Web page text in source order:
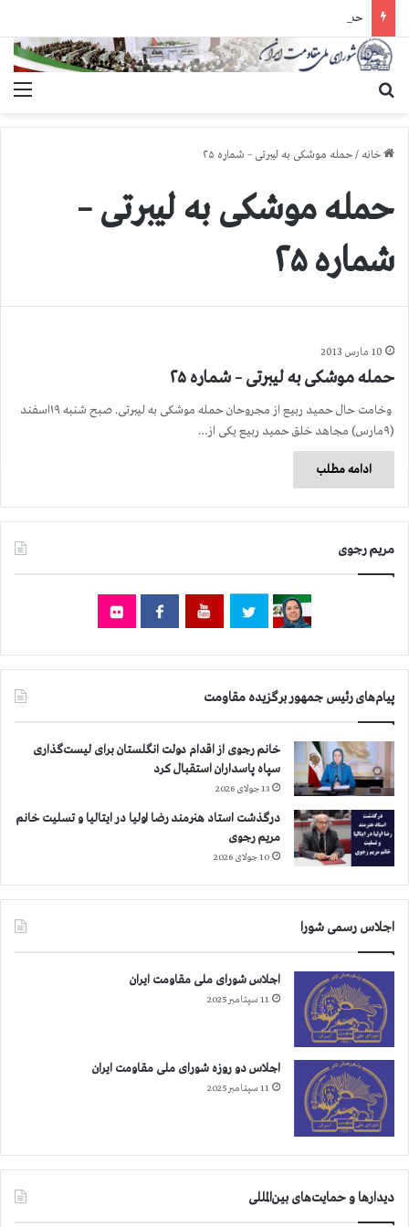
خانه /حمله موشکی به لیبرتی – شماره ۲۵
حمله موشکی به لیبرتی –
شماره ۲۵
10 مارس 2013
حمله موشکی به لیبرتی – شماره ۲۵
وخامت حال حمید ربیع از مجروحان حمله موشکی به لیبرتی. صبح شنبه ۱۹اسفند
(۹مارس) مجاهد خلق حمید ربیع یکی از…
ادامه مطلب
مریم رجوی
پیام‌های رئیس جمهور برگزیده مقاومت
خانم رجوی از اقدام دولت انگلستان برای لیست‌گذاری
سپاه پاسداران استقبال کرد
13 جولای 2026
درگذشت استاد هنرمند رضا اولیا در ایتالیا و تسلیت خانم
مریم رجوی
10 جولای 2026
اجلاس رسمی شورا
اجلاس شورای ملی مقاومت ایران
11 سپتامبر 2025
اجلاس دو روزه شورای ملی مقاومت ایران
11 سپتامبر 2025
دیدارها و حمایت‌های بین‌المللی